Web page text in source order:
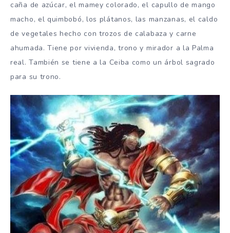
caña de azúcar, el mamey colorado, el capullo de mango
macho, el quimbobó, los plátanos, las manzanas, el caldo
de vegetales hecho con trozos de calabaza y carne
ahumada. Tiene por vivienda, trono y mirador a la Palma
real. También se tiene a la Ceiba como un árbol sagrado
para su trono.